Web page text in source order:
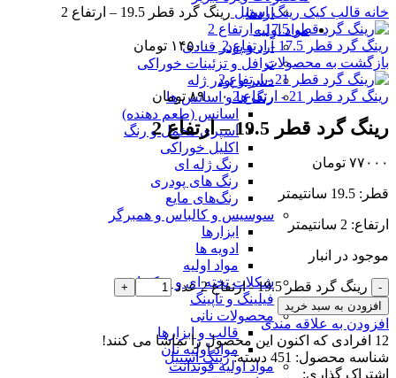
آردها
مواد اولیه
آرد و پودر قنادی
ترافل و تزئینات خوراکی
دسر و پودر ژله
رنگ ها و اسانس ها
اسانس (طعم دهنده)
اسپری مخمل و رنگ
اکلیل خوراکی
رنگ ژله ای
رنگ های پودری
رنگ‌های مایع
سوسیس و کالباس و همبرگر
ابزارها
ادویه ها
مواد اولیه
شکلات تخته ای و سکه ای
فیلینگ و تاپینگ
محصولات نانی
قالب و ابزارها
مواد اولیه نان
مواد اولیه فوندانت
قالب کیک رینگ استیلرینگ گرد قطر 19.5 – ارتفاع 2
قطر 17.5 - ارتفاع 2 ۱۴۵۰۰۰ تومان
به محصولات
قطر 21 - ارتفاع 2 ۸۹۰۰۰ تومان
قطر 19.5 – ارتفاع 2
تومان
در انبار
رینگ گرد قطر 19.5 - ارتفاع 2 عدد
به سبد خرید
به علاقه مندی
که اکنون این محصول را تماشا می کنند!
محصول:451 دسته: رینگ استیل
گذاری: